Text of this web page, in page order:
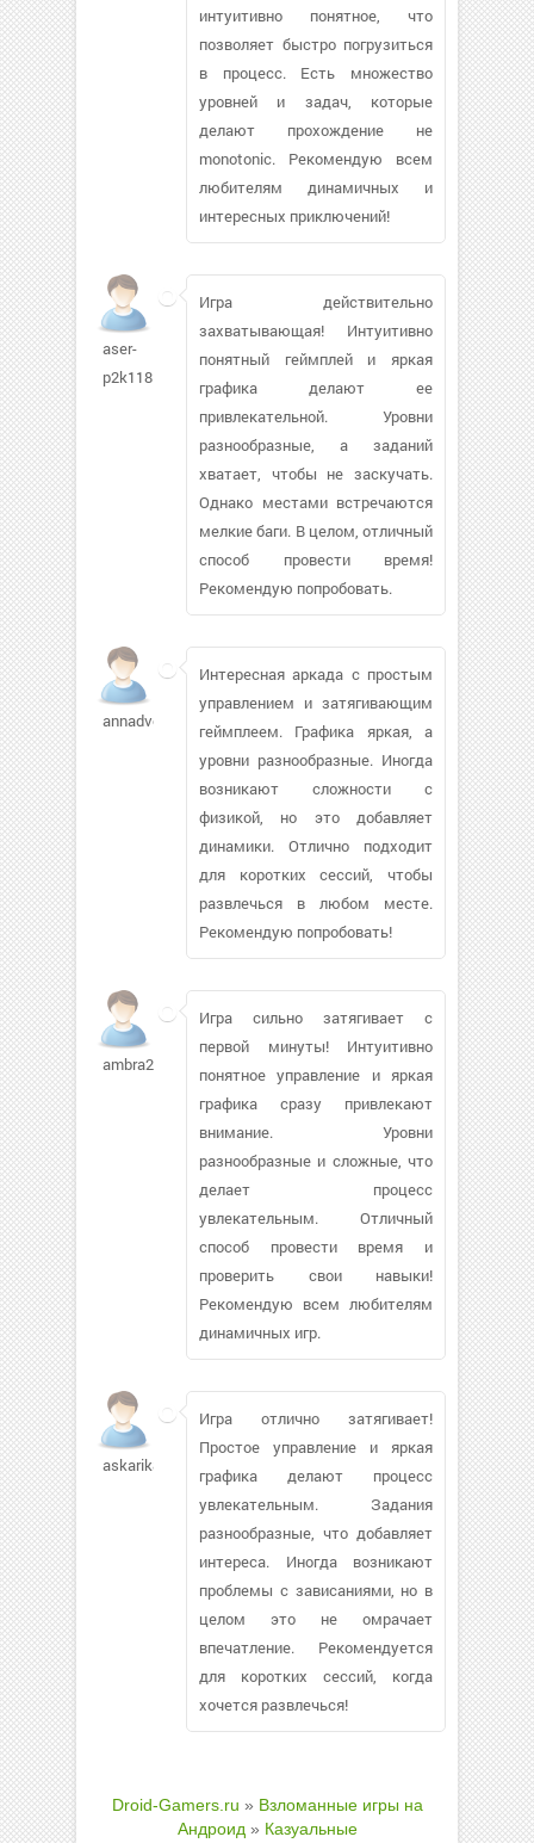
интуитивно понятное, что
позволяет быстро погрузиться
в процесс. Есть множество
уровней и задач, которые
делают прохождение не
monotonic. Рекомендую всем
любителям динамичных и
интересных приключений!
aser-
p2k118
Игра действительно
захватывающая! Интуитивно
понятный геймплей и яркая
графика делают ее
привлекательной. Уровни
разнообразные, а заданий
хватает, чтобы не заскучать.
Однако местами встречаются
мелкие баги. В целом, отличный
способ провести время!
Рекомендую попробовать.
annadvo
Интересная аркада с простым
управлением и затягивающим
геймплеем. Графика яркая, а
уровни разнообразные. Иногда
возникают сложности с
физикой, но это добавляет
динамики. Отлично подходит
для коротких сессий, чтобы
развлечься в любом месте.
Рекомендую попробовать!
ambra2456
Игра сильно затягивает с
первой минуты! Интуитивно
понятное управление и яркая
графика сразу привлекают
внимание. Уровни
разнообразные и сложные, что
делает процесс
увлекательным. Отличный
способ провести время и
проверить свои навыки!
Рекомендую всем любителям
динамичных игр.
askarik81
Игра отлично затягивает!
Простое управление и яркая
графика делают процесс
увлекательным. Задания
разнообразные, что добавляет
интереса. Иногда возникают
проблемы с зависаниями, но в
целом это не омрачает
впечатление. Рекомендуется
для коротких сессий, когда
хочется развлечься!
Droid-Gamers.ru » Взломанные игры на
Андроид » Казуальные